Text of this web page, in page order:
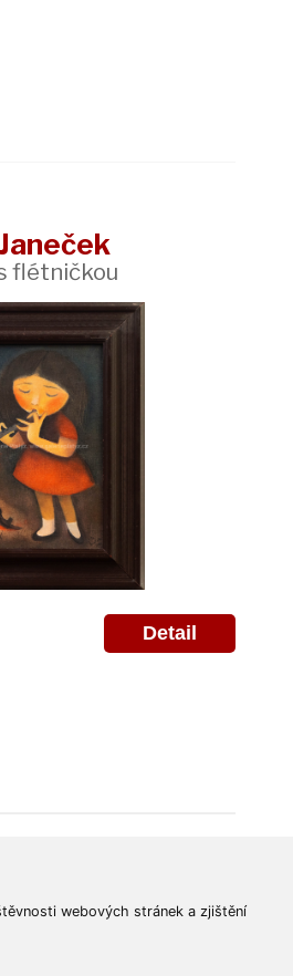
webových stránek a zjištění
flétničkou
Detail